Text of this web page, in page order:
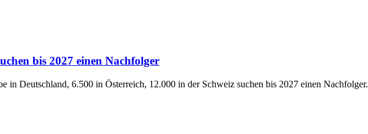
bis 2027 einen Nachfolger
Deutschland, 6.500 in Österreich, 12.000 in der Schweiz suchen bis 2027 einen Nachfolger.